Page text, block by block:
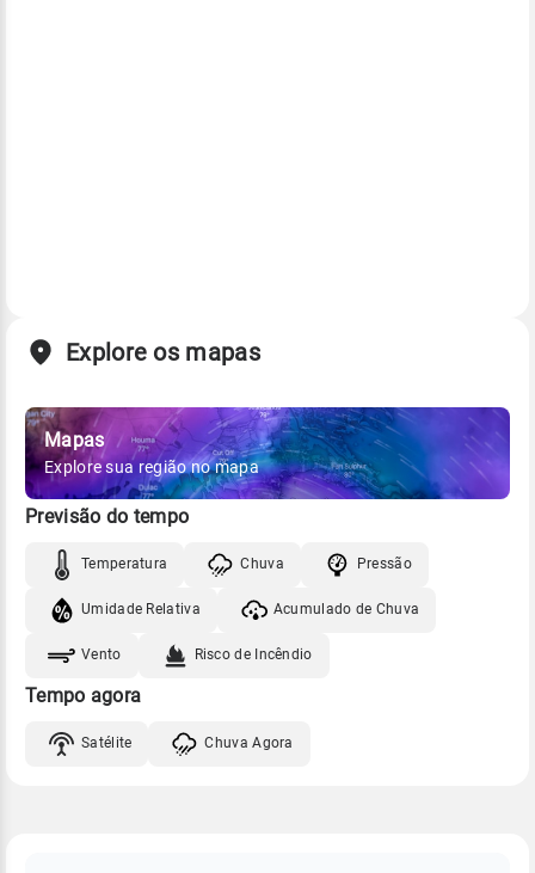
Explore os mapas
Mapas
Explore sua região no mapa
Previsão do tempo
Temperatura Chuva Pressão
Umidade Relativa Acumulado de Chuva
Vento Risco de Incêndio
Tempo agora
Satélite Chuva Agora